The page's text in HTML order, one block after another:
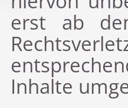
erst ab
Inhalte